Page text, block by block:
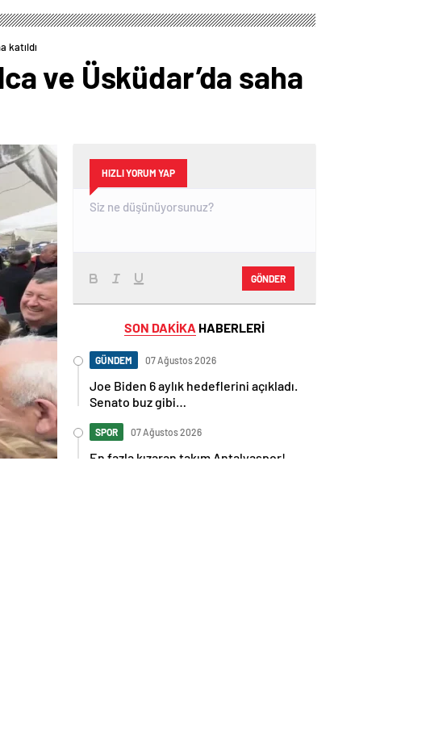
katıldı
ve Üsküdar’da saha
HIZLI YORUM YAP
GÖNDER
SON DAKİKA HABERLERİ
GÜNDEM 07 Ağustos 2026
Joe Biden 6 aylık hedeflerini açıkladı.
Senato buz gibi…
SPOR 07 Ağustos 2026
En fazla kızaran takım Antalyaspor!